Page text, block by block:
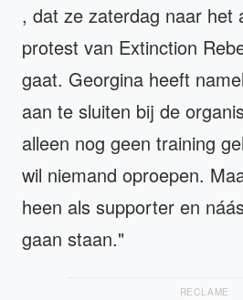
, dat ze zaterdag naar het
protest van Extinction
gaat. Georgina heeft
aan te sluiten bij de
alleen nog geen training
wil niemand oproepen.
heen als supporter en
gaan staan."
RECLAME